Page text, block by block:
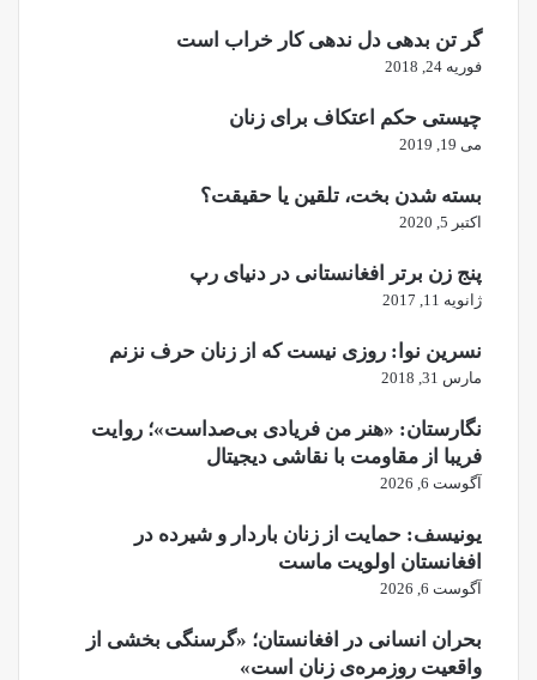
گر تن بدهی دل ندهی کار خراب است
فوریه 24, 2018
چیستی حکم اعتکاف برای زنان
می 19, 2019
بسته شدن بخت، تلقین یا حقیقت؟
اکتبر 5, 2020
پنج زن برتر افغانستانی در دنیای رپ
ژانویه 11, 2017
نسرین نوا: روزی نیست که از زنان حرف نزنم
مارس 31, 2018
نگارستان: «هنر من فریادی بی‌صداست»؛ روایت
فریبا از مقاومت با نقاشی دیجیتال
آگوست 6, 2026
یونیسف: حمایت از زنان باردار و شیرده در
افغانستان اولویت ماست
آگوست 6, 2026
بحران انسانی در افغانستان؛ «گرسنگی بخشی از
واقعیت روزمره‌ی زنان است»